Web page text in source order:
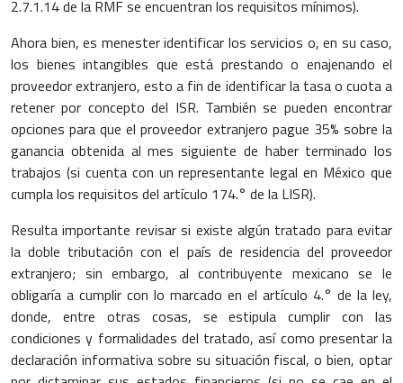
2.7.1.14 de la RMF se encuentran los requisitos mínimos).
Ahora bien, es menester identificar los servicios o, en su caso,
los bienes intangibles que está prestando o enajenando el
proveedor extranjero, esto a fin de identificar la tasa o cuota a
retener por concepto del ISR. También se pueden encontrar
opciones para que el proveedor extranjero pague 35% sobre la
ganancia obtenida al mes siguiente de haber terminado los
trabajos (si cuenta con un representante legal en México que
cumpla los requisitos del artículo 174.° de la LISR).
Resulta importante revisar si existe algún tratado para evitar
la doble tributación con el país de residencia del proveedor
extranjero; sin embargo, al contribuyente mexicano se le
obligaría a cumplir con lo marcado en el artículo 4.° de la ley,
donde, entre otras cosas, se estipula cumplir con las
condiciones y formalidades del tratado, así como presentar la
declaración informativa sobre su situación fiscal, o bien, optar